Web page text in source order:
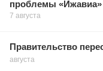
проблемы «Ижавиа»
7 августа
Правительство
августа